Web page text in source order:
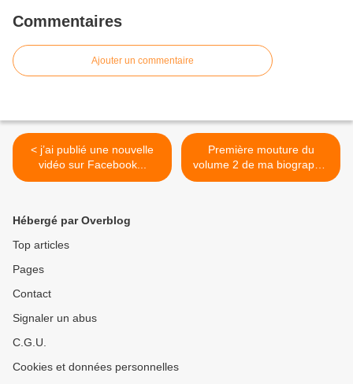
Commentaires
Ajouter un commentaire
< j’ai publié une nouvelle
vidéo sur Facebook...
Première mouture du
volume 2 de ma biographie
... >
Hébergé par Overblog
Top articles
Pages
Contact
Signaler un abus
C.G.U.
Cookies et données personnelles